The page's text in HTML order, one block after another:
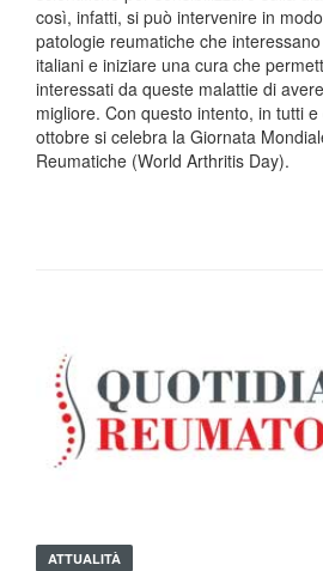
così, infatti, si può intervenire in
patologie reumatiche che
italiani e iniziare una cura che
interessati da queste malattie di
migliore. Con questo intento, in tutti
ottobre si celebra la Giornata
Reumatiche (World Arthritis Day).
ATTUALITÀ